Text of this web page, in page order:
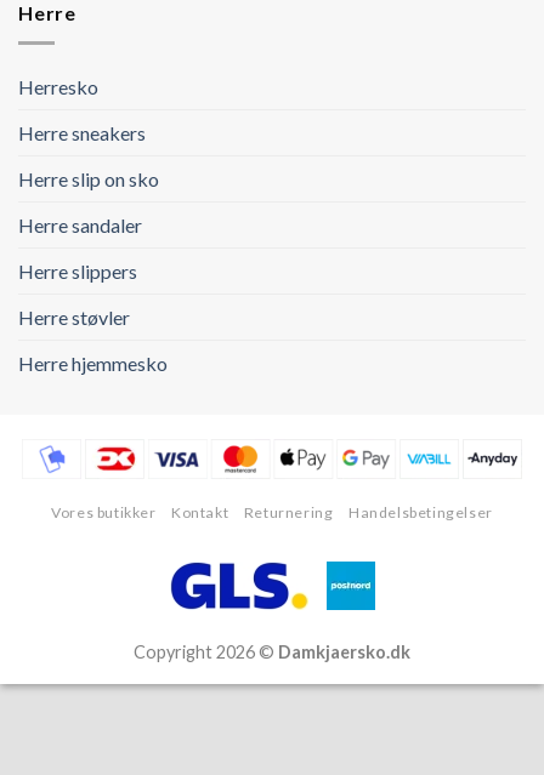
Herre
Herresko
Herre sneakers
Herre slip on sko
Herre sandaler
Herre slippers
Herre støvler
Herre hjemmesko
Vores butikker Kontakt Returnering Handelsbetingelser
Copyright 2026 © Damkjaersko.dk